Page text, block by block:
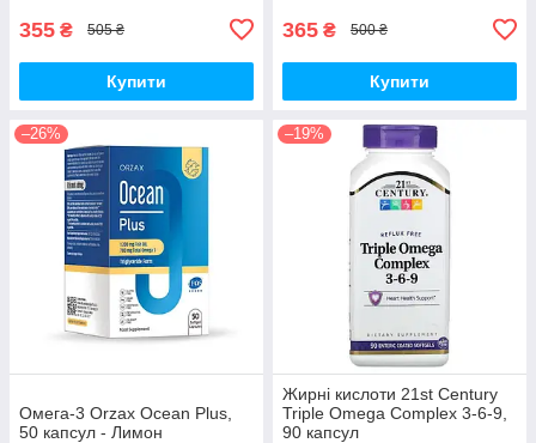
355 ₴ 505 ₴
Купити
365 ₴ 500 ₴
Купити
–26%
Омега-3 Orzax Ocean Plus,
50 капсул - Лимон
–19%
Жирні кислоти 21st Century
Triple Omega Complex 3-6-9,
90 капсул